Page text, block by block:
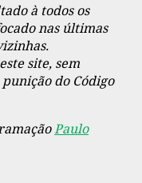
à todos os
nas últimas
site, sem
do Código
Paulo